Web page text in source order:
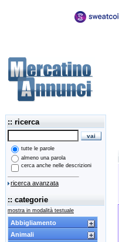
:: ricerca
tutte le parole
almeno una parola
cerca anche nelle descrizioni
ricerca avanzata
:: categorie
mostra in modalità testuale
Abbigliamento
Animali